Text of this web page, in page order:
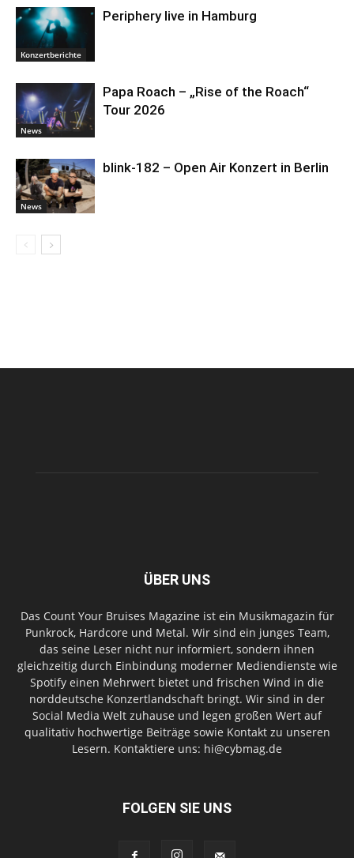
Konzertberichte
Periphery live in Hamburg
News
Papa Roach – „Rise of the Roach“
Tour 2026
News
blink-182 – Open Air Konzert in Berlin
ÜBER UNS
Das Count Your Bruises Magazine ist ein Musikmagazin für
Punkrock, Hardcore und Metal. Wir sind ein junges Team,
das seine Leser nicht nur informiert, sondern ihnen
gleichzeitig durch Einbindung moderner Mediendienste wie
Spotify einen Mehrwert bietet und frischen Wind in die
norddeutsche Konzertlandschaft bringt. Wir sind in der
Social Media Welt zuhause und legen großen Wert auf
qualitativ hochwertige Beiträge sowie Kontakt zu unseren
Lesern. Kontaktiere uns: hi@cybmag.de
FOLGEN SIE UNS